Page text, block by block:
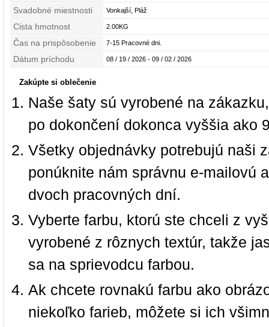
Svadobné miestnosti Vonkajší, Pláž
Cista hmotnost 2.00KG
Čas na prispôsobenie 7-15 Pracovné dni.
Dátum príchodu 08 / 19 / 2026 - 09 / 02 / 2026
Zakúpte si oblečenie
Naše šaty sú vyrobené na
po dokončení dokonca vyššia ako
Všetky objednávky potrebujú naši
ponúknite nám správnu e-mailovú
dvoch pracovných dní.
Vyberte farbu, ktorú ste chceli z
vyrobené z rôznych textúr, takže
sa na sprievodcu farbou.
Ak chcete rovnakú farbu ako
niekoľko farieb, môžete si ich